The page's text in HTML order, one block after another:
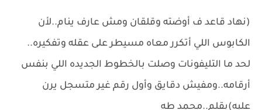
(نهاد قاعد ف أوضته وقلقان ومش عارف ينام..لأن
الكابوس اللي أتكرر معاه مسيطر على عقله وتفكيره..
لحد ما التليفونات وصلت بالخطوط الجديده اللي بنفس
أرقامه..ومفيش دقايق وأول رقم غير متسجل يرن
عليه)بقلم..محمد طه